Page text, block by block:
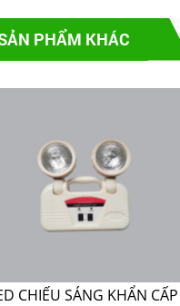
PHẨM KHÁC
CHIẾU SÁNG KHẨN CẤP